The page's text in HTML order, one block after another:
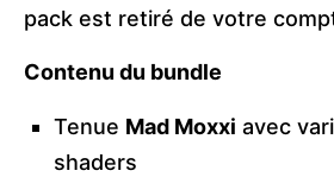
pack est retiré de votre
Contenu du bundle
Tenue Mad Moxxi avec
shaders